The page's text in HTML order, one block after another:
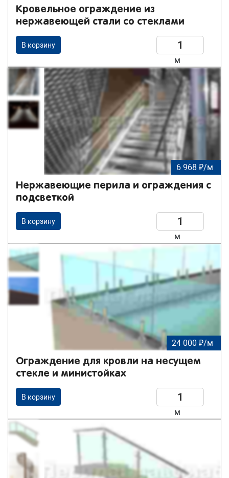
Кровельное ограждение из
нержавеющей стали со стеклами
В корзину
м
6 968 ₽/м
Нержавеющие перила и ограждения с
подсветкой
В корзину
м
24 000 ₽/м
Ограждение для кровли на несущем
стекле и министойках
В корзину
м